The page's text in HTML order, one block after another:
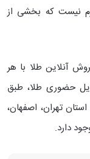
نیست که بخشی از
آنلاین طلا با هر
تحویل حضوری طلا، طبق
گفته‌های این وب‌سایت، در حال حاضر تنها در ۵ استان تهران، اصفهان،
دارد.